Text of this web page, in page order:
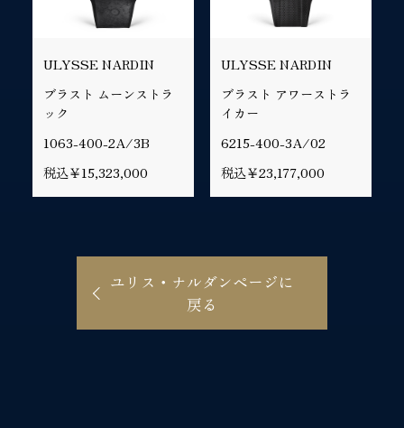
ULYSSE NARDIN
ブラスト ムーンストラ
ック
1063-400-2A/3B
税込￥15,323,000
ULYSSE NARDIN
ブラスト アワーストラ
イカー
6215-400-3A/02
税込￥23,177,000
ユリス・ナルダンページに
戻る